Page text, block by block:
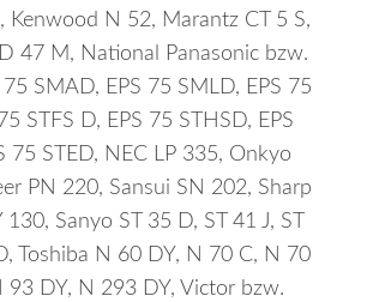
Kenwood N 52, Marantz CT 5 S,
47 M, National Panasonic bzw.
75 SMAD, EPS 75 SMLD, EPS 75
STFS D, EPS 75 STHSD, EPS
75 STED, NEC LP 335, Onkyo
PN 220, Sansui SN 202, Sharp
130, Sanyo ST 35 D, ST 41 J, ST
Toshiba N 60 DY, N 70 C, N 70
93 DY, N 293 DY, Victor bzw.